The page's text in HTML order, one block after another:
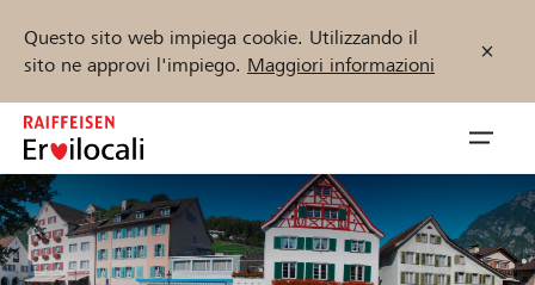
Questo sito web impiega cookie. Utilizzando il
sito ne approvi l'impiego. Maggiori informazioni
Zum
Inhalt
springen
öffnen
Inizia ora